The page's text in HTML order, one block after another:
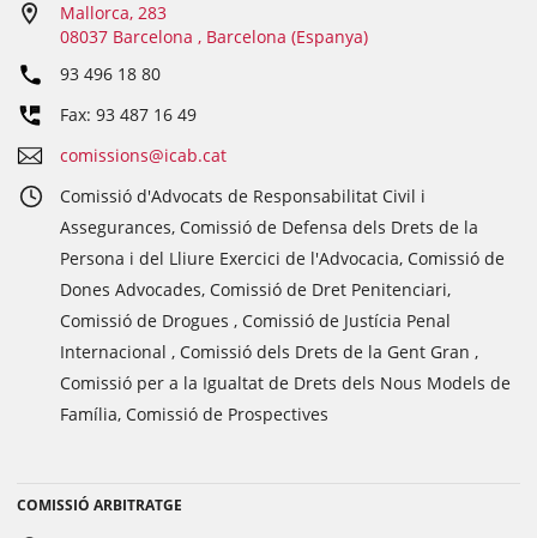
Mallorca, 283
08037 Barcelona , Barcelona (Espanya)
93 496 18 80
Fax: 93 487 16 49
comissions@icab.cat
Comissió d'Advocats de Responsabilitat Civil i
Assegurances, Comissió de Defensa dels Drets de la
Persona i del Lliure Exercici de l'Advocacia, Comissió de
Dones Advocades, Comissió de Dret Penitenciari,
Comissió de Drogues , Comissió de Justícia Penal
Internacional , Comissió dels Drets de la Gent Gran ,
Comissió per a la Igualtat de Drets dels Nous Models de
Família, Comissió de Prospectives
COMISSIÓ ARBITRATGE